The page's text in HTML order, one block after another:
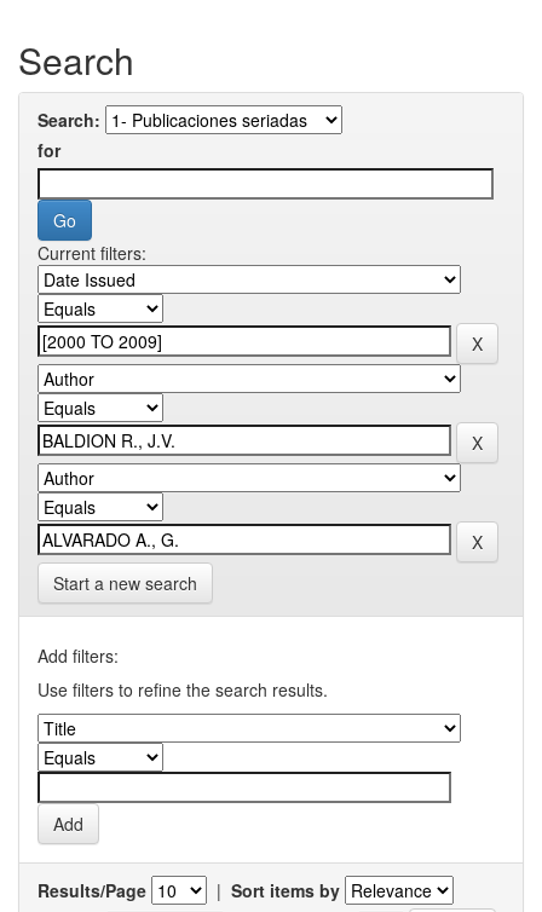
Search
Search:
for
Current filters:
Start a new search
Add filters:
Use filters to refine the search results.
Results/Page | Sort items by